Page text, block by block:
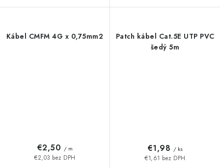
Kábel CMFM 4G x 0,75mm2
€2,03 bez DPH
€2,50 / m
Patch kábel Cat.5E UTP PVC
šedý 5m
€1,61 bez DPH
€1,98 / ks